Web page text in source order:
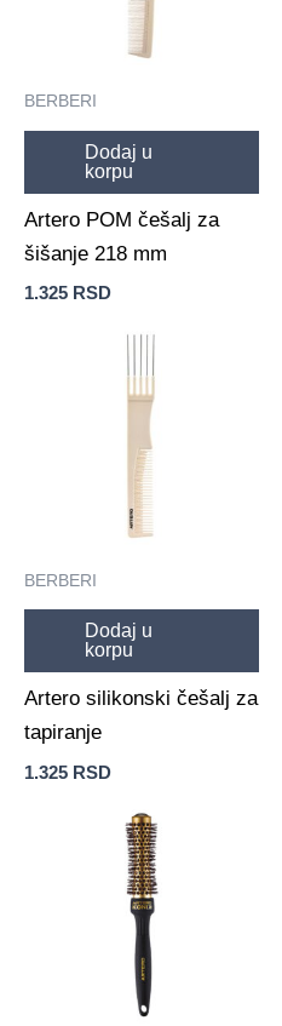
BERBERI
Dodaj u
korpu
Artero POM češalj za
šišanje 218 mm
1.325 RSD
BERBERI
Dodaj u
korpu
Artero silikonski češalj za
tapiranje
1.325 RSD